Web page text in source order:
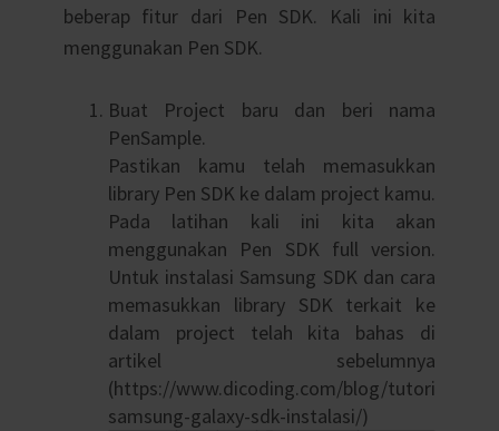
beberap fitur dari Pen SDK. Kali ini kita
menggunakan Pen SDK.
Buat Project baru dan beri nama
PenSample.
Pastikan kamu telah memasukkan
library Pen SDK ke dalam project kamu.
Pada latihan kali ini kita akan
menggunakan Pen SDK full version.
Untuk instalasi Samsung SDK dan cara
memasukkan library SDK terkait ke
dalam project telah kita bahas di
artikel sebelumnya
(https://www.dicoding.com/blog/tutorial-
samsung-galaxy-sdk-instalasi/)